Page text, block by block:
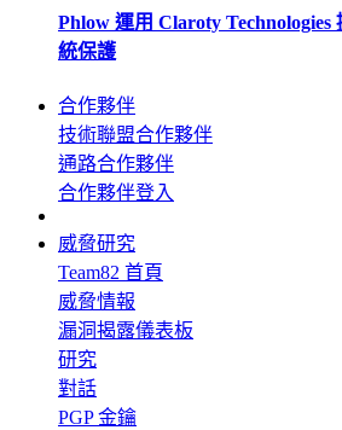
Phlow 運用 Claroty
統保護
合作夥伴
技術聯盟合作夥伴
通路合作夥伴
合作夥伴登入
威脅研究
Team82 首頁
威脅情報
漏洞揭露儀表板
研究
對話
PGP 金鑰